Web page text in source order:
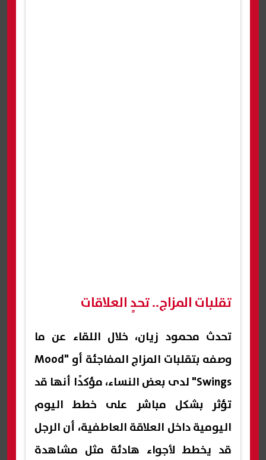
تقلبات المزاج.. تحدٍ العلاقات
تحدث محمود زيان، خلال اللقاء عن ما
وصفه بتقلبات المزاج المفاجئة أو "Mood
Swings" لدى بعض النساء، مؤكدًا أنها قد
تؤثر بشكل مباشر على خطط اليوم
اليومية داخل العلاقة العاطفية، أن الرجل
قد يخطط لأجواء هادئة مثل مشاهدة